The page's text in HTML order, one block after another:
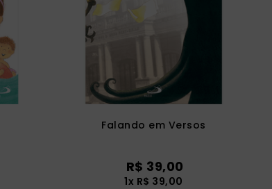
Falando em Versos
R$ 39,00
1x R$ 39,00